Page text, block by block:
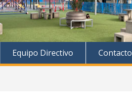
Equipo Directivo Contacto